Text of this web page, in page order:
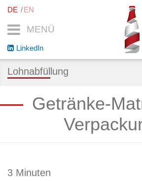
MENÜ
DE EN
LinkedIn
Lohnabfüllung
Getränke-
3 Minuten